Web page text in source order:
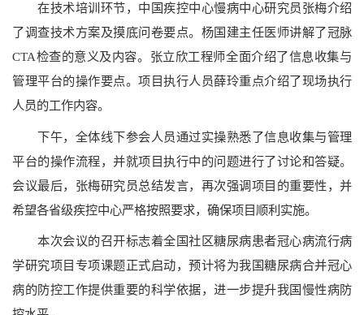
在技术培训环节，中国疾控中心慢病中心研究员张梅介绍
了调查技术方案及摸底问卷要点。杨国建主任医师讲解了冠脉
CTA检查的意义及内容。张立欣工程师全面介绍了信息收集与
管理平台的操作要点。项目执行人员薛玲重点介绍了现场执行
人员的工作内容。
下午，全体线下参会人员通过实操熟悉了信息收集与管理
平台的操作流程，并就项目执行中的问题进行了讨论和答疑。
会议最后，张梅研究员总结发言，再次强调项目的重要性，并
希望各省级疾控中心严格按照要求，确保项目顺利实施。
本次会议的召开标志着全国社区糖尿病患者冠心病流行病
学研究项目专项课题正式启动，预计将为我国糖尿病合并冠心
病的防控工作提供重要的科学依据，进一步提升我国慢性病防